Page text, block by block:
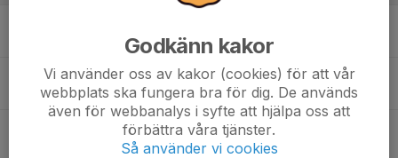
Godkänn kakor
Vi använder oss av kakor (cookies) för att vår
webbplats ska fungera bra för dig. De används
även för webbanalys i syfte att hjälpa oss att
förbättra våra tjänster.
Så använder vi cookies